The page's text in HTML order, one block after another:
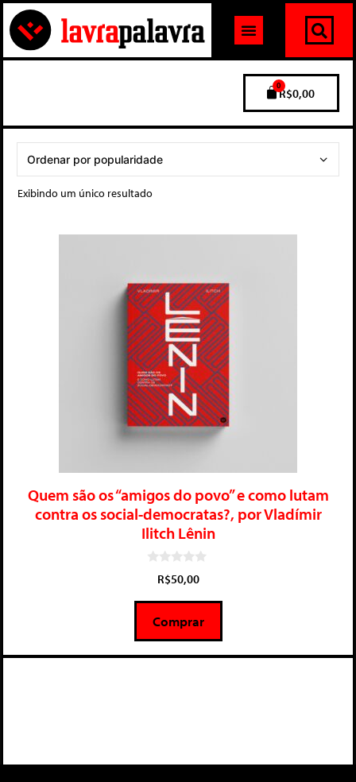
R$0,00
0
Exibindo um único resultado
Quem são os “amigos do povo” e como lutam
contra os social-democratas?, por Vladímir
Ilitch Lênin
5
R$50,00
Comprar